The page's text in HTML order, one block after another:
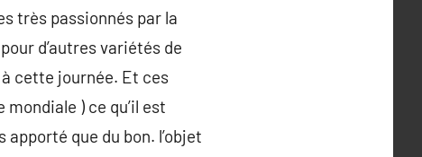
très passionnés par la
d’autres variétés de
cette journée. Et ces
) ce qu’il est
que du bon. l’objet